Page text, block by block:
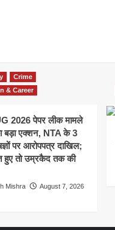
Crime
& Career
2026 पेपर लीक मामले
बड़ा एक्शन, NTA के 3
पर आरोपपत्र दाखिल;
हुए तो उम्रकैद तक की
Mishra
August 7, 2026